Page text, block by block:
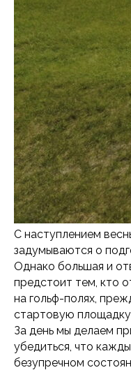
С наступлением
задумываются о
Однако большая и
предстоит тем, кто
на гольф-полях,
стартовую площадку
За день мы делаем
убедиться, что
безупречном